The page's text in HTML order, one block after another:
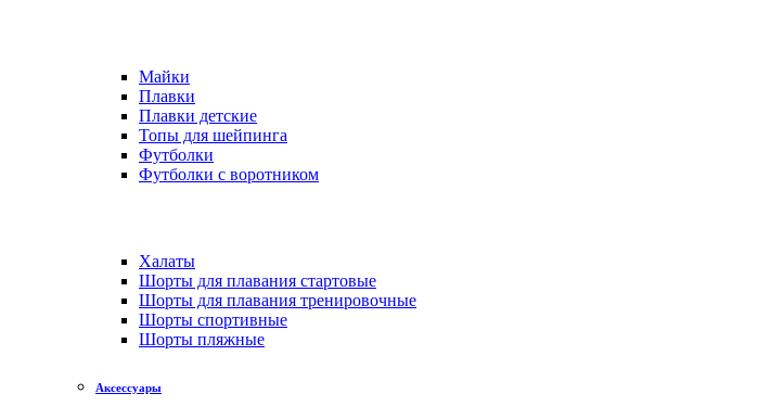
Майки
Плавки
Плавки детские
Топы для шейпинга
Футболки
Футболки с воротником
Халаты
Шорты для плавания стартовые
Шорты для плавания тренировочные
Шорты спортивные
Шорты пляжные
Аксессуары